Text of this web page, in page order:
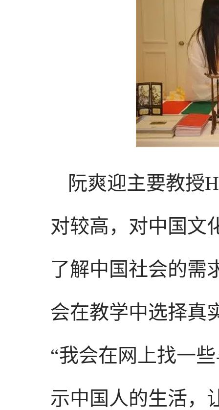
阮爽迎主要教授
对较高，对中国文
了解中国社会的需
会在教学中选择真
“我会在网上找一
示中国人的生活，